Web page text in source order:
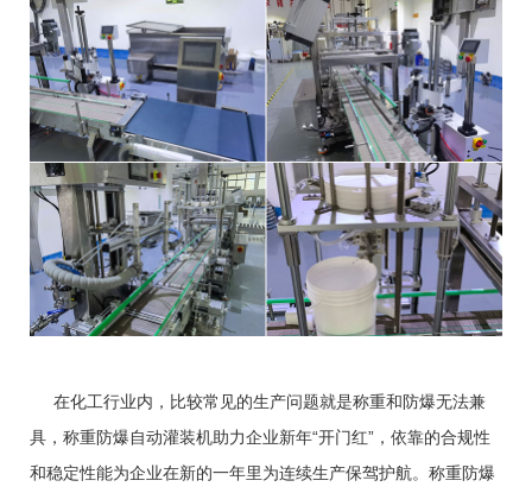
在化工行业内，比较常见的生产问题就是称重和防爆无法兼
具，称重防爆自动灌装机助力企业新年“开门红”，依靠的合规性
和稳定性能为企业在新的一年里为连续生产保驾护航。称重防爆